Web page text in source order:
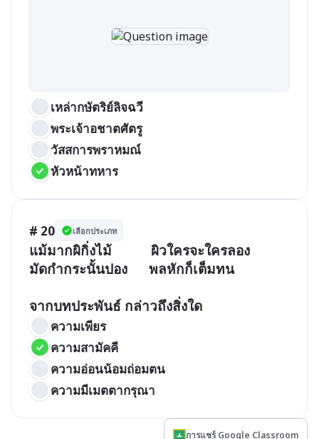
เหล่ากษัตริย์ลิจฉวี
พระเจ้าอชาตศัตรู
วัสสการพราหมณ์
หัวหน้าทหาร
# 20 เลือกประเภท
แม้มากผิกิ่งไม้           ผิวใครจะใครลอง
มัดกำกระนั้นปอง      พลหักก็เต็มทน
จากบทประพันธ์ กล่าวถึงสิ่งใด
ความเพียร
ความสามัคคี
ความอ่อนน้อมถ่อมตน
ความมีเมตตากรุณา
การแชร์ Google Classroom